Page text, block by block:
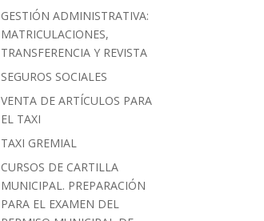
GESTIÓN ADMINISTRATIVA:
MATRICULACIONES,
TRANSFERENCIA Y REVISTA
SEGUROS SOCIALES
VENTA DE ARTÍCULOS PARA
EL TAXI
TAXI GREMIAL
CURSOS DE CARTILLA
MUNICIPAL. PREPARACIÓN
PARA EL EXAMEN DEL